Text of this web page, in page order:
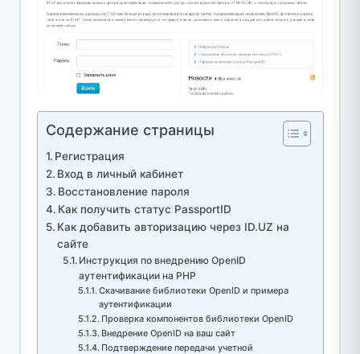
Содержание страницы
Регистрация
Вход в личный кабинет
Восстановление пароля
Как получить статус PassportID
Как добавить авторизацию через ID.UZ на
сайте
Инструкция по внедрению OpenID
аутентификации на PHP
Скачивание библиотеки OpenID и примера
аутентификации
Проверка компонентов библиотеки OpenID
Внедрение OpenID на ваш сайт
Подтверждение передачи учетной